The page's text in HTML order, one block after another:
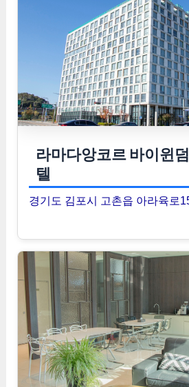
라마다앙코르 바이윈
텔
경기도 김포시 고촌읍 아라육로